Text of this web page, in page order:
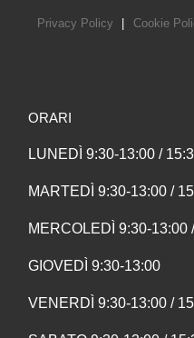
Privacy Policy Cookie
ORARI
LUNEDÌ 9:30-13:00 /
MARTEDÌ 9:30-13:00 /
MERCOLEDÌ 9:30-13:00
GIOVEDÌ 9:30-13:00
VENERDÌ 9:30-13:00 /